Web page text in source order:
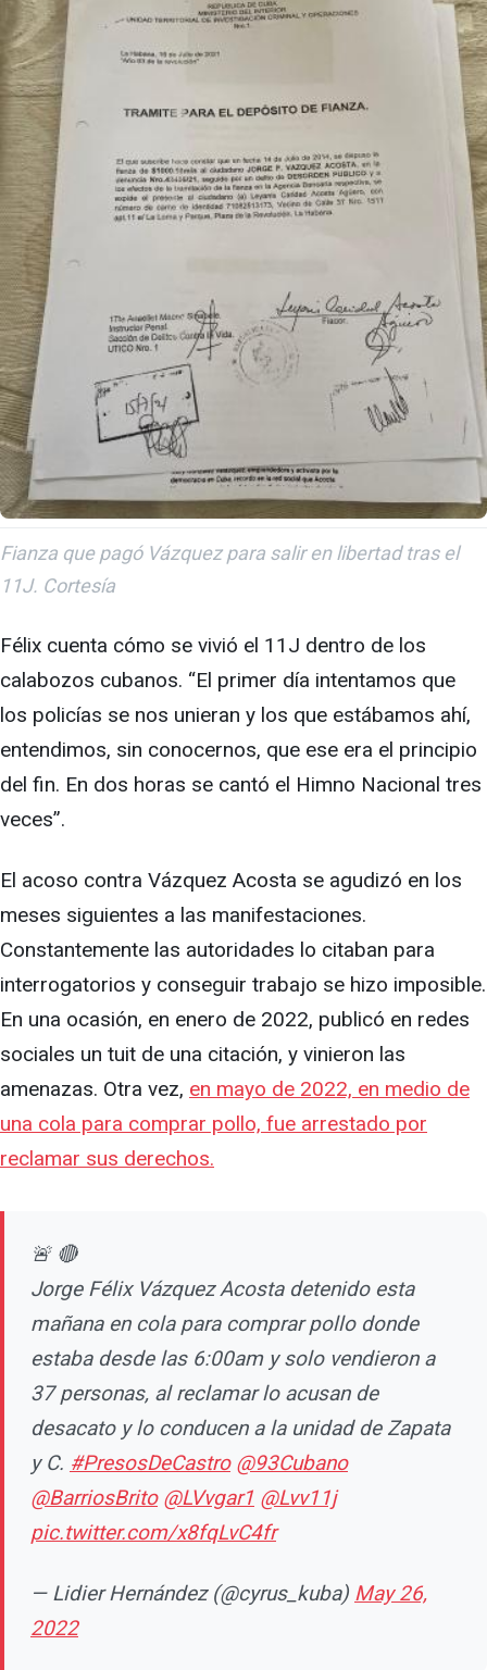
Fianza que pagó Vázquez para salir en libertad tras el
11J. Cortesía
Félix cuenta cómo se vivió el 11J dentro de los
calabozos cubanos. “El primer día intentamos que
los policías se nos unieran y los que estábamos ahí,
entendimos, sin conocernos, que ese era el principio
del fin. En dos horas se cantó el Himno Nacional tres
veces”.
El acoso contra Vázquez Acosta se agudizó en los
meses siguientes a las manifestaciones.
Constantemente las autoridades lo citaban para
interrogatorios y conseguir trabajo se hizo imposible.
En una ocasión, en enero de 2022, publicó en redes
sociales un tuit de una citación, y vinieron las
amenazas. Otra vez, en mayo de 2022, en medio de
una cola para comprar pollo, fue arrestado por
reclamar sus derechos.
🚨 🔴
Jorge Félix Vázquez Acosta detenido esta
mañana en cola para comprar pollo donde
estaba desde las 6:00am y solo vendieron a
37 personas, al reclamar lo acusan de
desacato y lo conducen a la unidad de Zapata
y C. #PresosDeCastro @93Cubano
@BarriosBrito @LVvgar1 @Lvv11j
pic.twitter.com/x8fqLvC4fr
— Lidier Hernández (@cyrus_kuba) May 26,
2022